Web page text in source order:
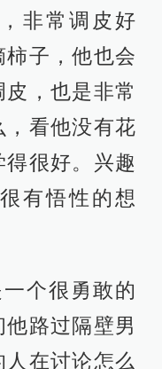
非常调皮好
子，他也会
，也是非常
看他没有花
很好。兴趣
有悟性的想
很勇敢的
路过隔壁男
在讨论怎么